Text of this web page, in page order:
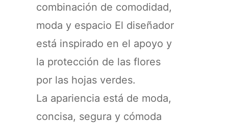
combinación de comodidad,
moda y espacio El diseñador
está inspirado en el apoyo y
la protección de las flores
por las hojas verdes.
La apariencia está de moda,
concisa, segura y cómoda